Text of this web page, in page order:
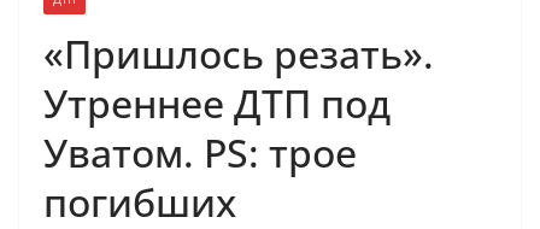
«Пришлось резать».
Утреннее ДТП под
Уватом. PS: трое
погибших